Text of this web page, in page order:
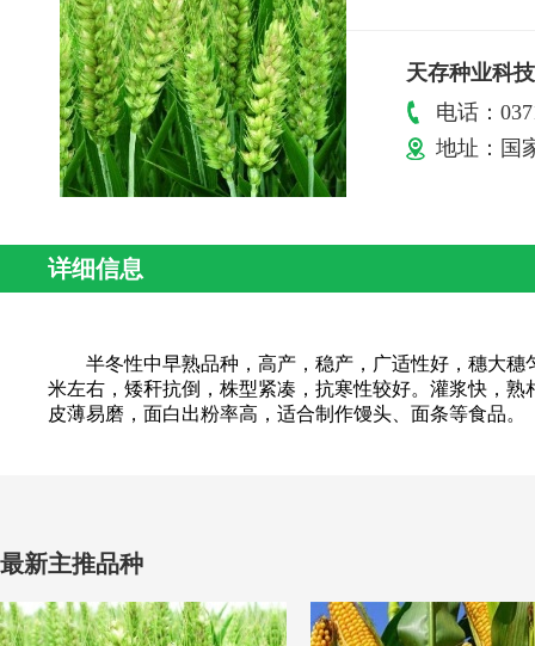
天存种业科技
电话：
地址：国
详细信息
半冬性中早熟品种，高产，稳产，广适性好，穗大穗
米左右，矮秆抗倒，株型紧凑，抗寒性较好。灌浆快，
皮薄易磨，面白出粉率高，适合制作馒头、面条等食品。
最新主推品种